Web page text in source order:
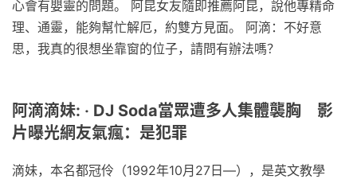
心會有嬰靈的問題。 阿昆女友隨即推薦阿昆，說他專精命
理、通靈，能夠幫忙解厄，約雙方見面。 阿滴：不好意
思，我真的很想坐靠窗的位子，請問有辦法嗎？
阿滴滴妹: ‧ DJ Soda當眾遭多人集體襲胸 影
片曝光網友氣瘋：是犯罪
滴妹，本名都冠伶（1992年10月27日—），是英文教學